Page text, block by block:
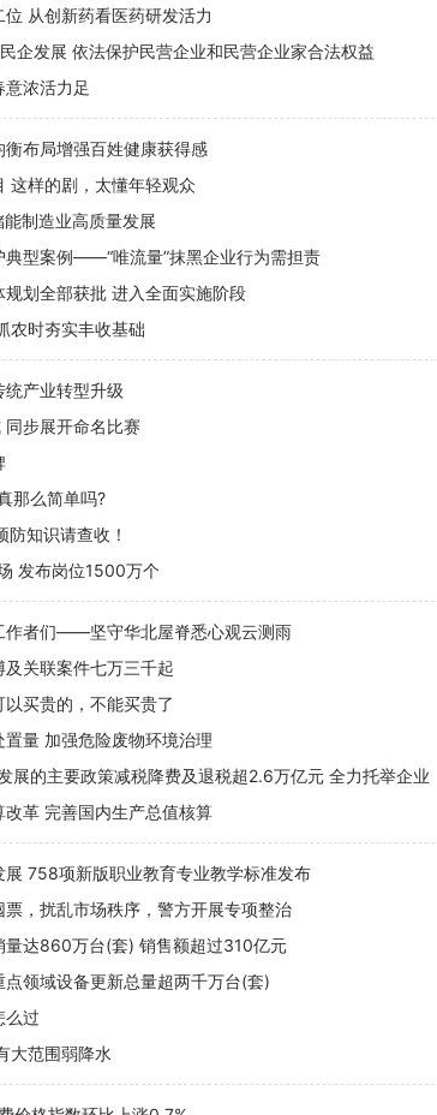
从创新药看医药研发活力
企发展 依法保护民营企业和民营企业家合法权益
浓活力足
布局增强百姓健康获得感
这样的剧，太懂年轻观众
制造业高质量发展
典型案例——“唯流量”抹黑企业行为需担责
划全部获批 进入全面实施阶段
农时夯实丰收基础
产业转型升级
同步展开命名比赛
那么简单吗?
知识请查收！
发布岗位1500万个
作者们——坚守华北屋脊悉心观云测雨
关联案件七万三千起
买贵的，不能买贵了
量 加强危险废物环境治理
展的主要政策减税降费及退税超2.6万亿元 全力托举企业
革 完善国内生产总值核算
758项新版职业教育专业教学标准发布
，扰乱市场秩序，警方开展专项整治
量达860万台(套) 销售额超过310亿元
点领域设备更新总量超两千万台(套)
么过
大范围弱降水